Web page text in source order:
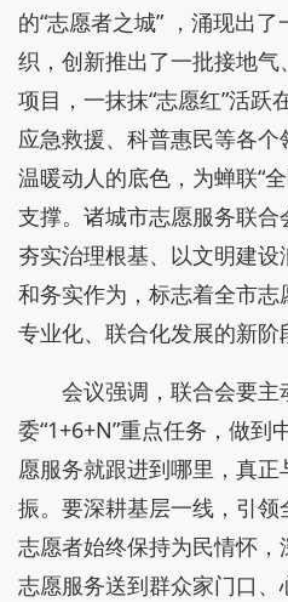
的“志愿者之城” ，涌现出
织，创新推出了一批接地
项目，一抹抹“志愿红”活跃
应急救援、科普惠民等各
温暖动人的底色，为蝉联“
支撑。诸城市志愿服务联
夯实治理根基、以文明建
和务实作为，标志着全市志
专业化、联合化发展的新阶
会议强调，联合会要
委“1+6+N”重点任务，做到
愿服务就跟进到哪里，真
振。要深耕基层一线，引
志愿者始终保持为民情怀，
志愿服务送到群众家门口